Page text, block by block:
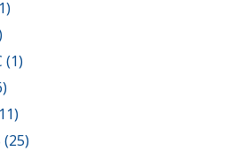
(1)
(25)